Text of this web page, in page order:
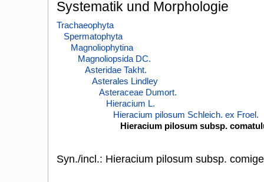
Systematik und Morphologie
Trachaeophyta
Spermatophyta
Magnoliophytina
Magnoliopsida DC.
Asteridae Takht.
Asterales Lindley
Asteraceae Dumort.
Hieracium L.
Hieracium pilosum Schleich. ex Froel.
Hieracium pilosum subsp.
Syn./incl.: Hieracium pilosum subsp.